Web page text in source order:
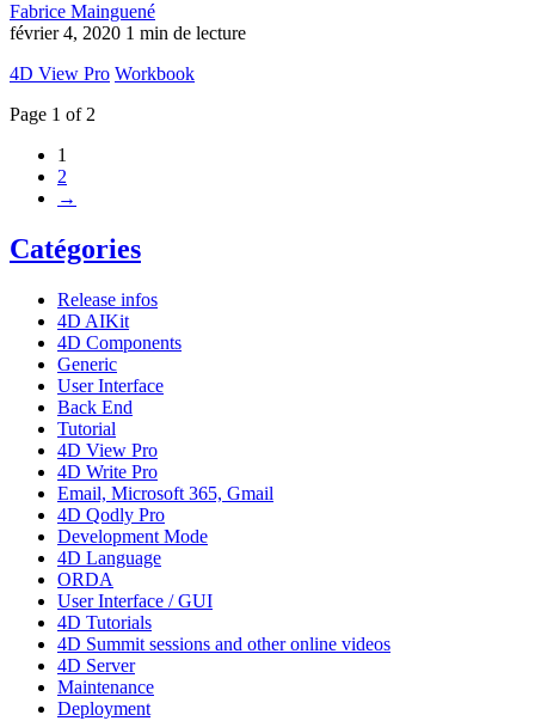
Fabrice Mainguené
février 4, 2020 1 min de lecture
4D View Pro Workbook
Page 1 of 2
1
2
→
Catégories
Release infos
4D AIKit
4D Components
Generic
User Interface
Back End
Tutorial
4D View Pro
4D Write Pro
Email, Microsoft 365, Gmail
4D Qodly Pro
Development Mode
4D Language
ORDA
User Interface / GUI
4D Tutorials
4D Summit sessions and other online videos
4D Server
Maintenance
Deployment